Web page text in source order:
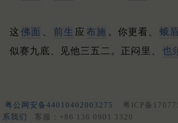
这 佛面 前生 应 布施 。你更看、 蛾眉
似赛九底、见他三五二。正闷里、
也
粤公网安备44010402003275 粤ICP备
系我们
客服：+86 136 0901 3320